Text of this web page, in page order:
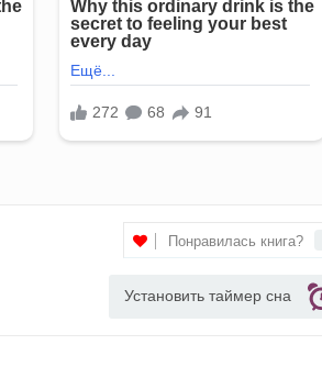
Понравилась книга?
Установить таймер сна